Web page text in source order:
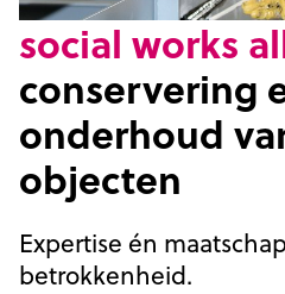
social works
conservering
onderhoud
objecten
Expertise én
betrokkenheid.